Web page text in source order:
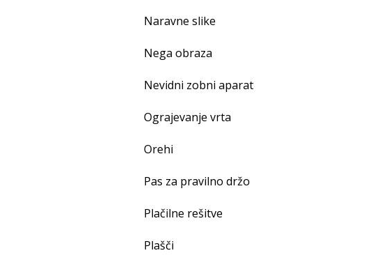
Naravne slike
Nega obraza
Nevidni zobni aparat
Ograjevanje vrta
Orehi
Pas za pravilno držo
Plačilne rešitve
Plašči